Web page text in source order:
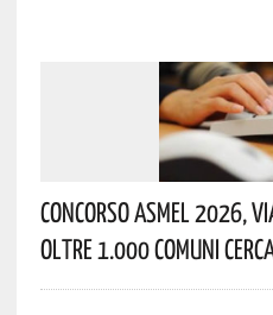
Concorso Asmel 2026,
Oltre 1.000 Comuni